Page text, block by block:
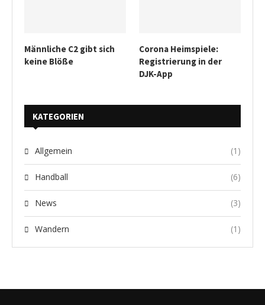
Männliche C2 gibt sich
keine Blöße
Corona Heimspiele:
Registrierung in der
DJK-App
KATEGORIEN
Allgemein (1)
Handball (6)
News (3)
Wandern (1)